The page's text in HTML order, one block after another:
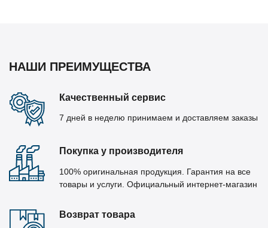
НАШИ ПРЕИМУЩЕСТВА
Качественный сервис
7 дней в неделю принимаем и доставляем заказы
Покупка у производителя
100% оригинальная продукция. Гарантия на все
товары и услуги. Официальный интернет-магазин
Возврат товара